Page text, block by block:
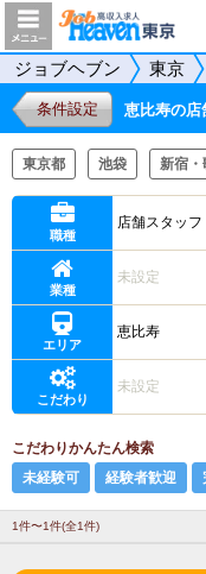
ジョブヘブン 東京
条件設定 恵比寿の店
東京都 池袋 新宿・
職種
店舗スタッフ
業種
未設定
エリア
恵比寿
こだわり
未設定
こだわりかんたん検索
未経験可
経験者歓迎
1件〜1件(全1件)